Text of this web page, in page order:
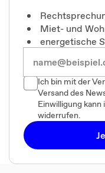
Miet- und
energetische
Ich bin mit der
Versand des
Einwilligung
widerrufen.